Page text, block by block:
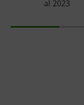
al 2023